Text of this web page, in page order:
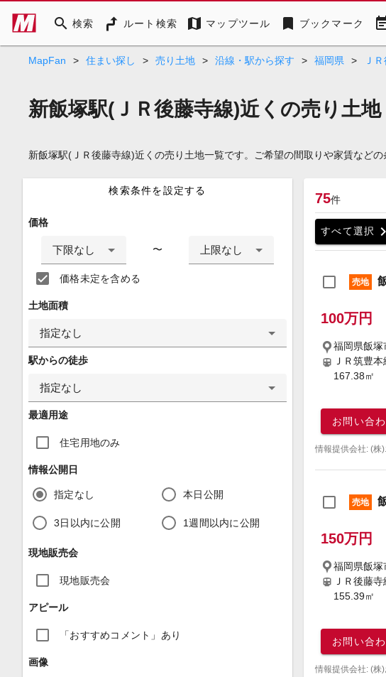
search 検索 ルート検索 map マップツール bookmark ブックマーク
MapFan > 住まい探し > 売り土地 > 沿線・駅から探す > 福岡県 > Ｊ
新飯塚駅(ＪＲ後藤寺線)近くの売り土地
新飯塚駅(ＪＲ後藤寺線)近くの売り土地一覧です。ご希望の間取りや家賃など
検索条件を設定する
価格
下限なし 〜 上限なし
価格未定を含める
土地面積
指定なし
駅からの徒歩
指定なし
最適用途
住宅用地のみ
情報公開日
指定なし 本日公開
3日以内に公開 1週間以内に公開
現地販売会
現地販売会
アピール
「おすすめコメント」あり
画像
75件
すべて選択 chevron_right
売地
100万円
福岡県飯塚
ＪＲ筑豊
167.38㎡
お問い合
情報提供会社: (
売地
150万円
福岡県飯塚
ＪＲ後藤
155.39㎡
お問い合
情報提供会社: (